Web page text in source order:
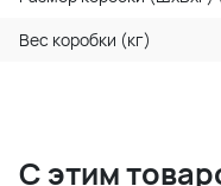
Вес коробки (кг)
С этим